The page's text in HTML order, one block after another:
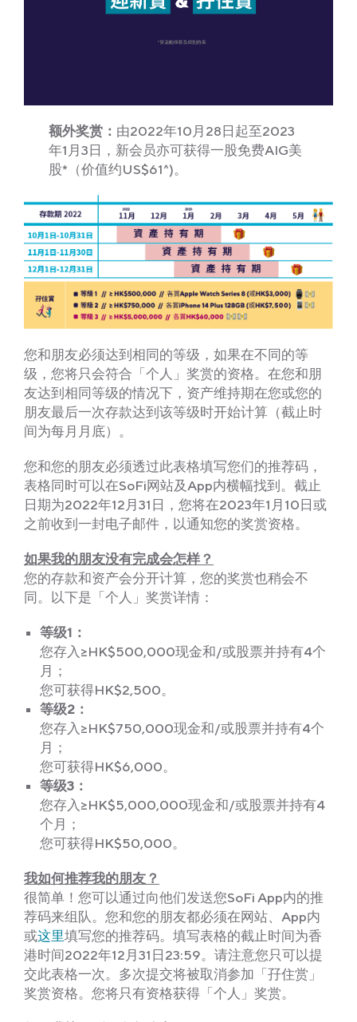
额外奖赏： 由2022年10月28日起至2023
年1月3日，新会员亦可获得一股免费AIG美
股*（价值约US$61^)。
您和朋友必须达到相同的等级，如果在不同的等
级，您将只会符合「个人」奖赏的资格。在您和朋
友达到相同等级的情况下，资产维持期在您或您的
朋友最后一次存款达到该等级时开始计算（截止时
间为每月月底）。
您和您的朋友必须透过此表格填写您们的推荐码，
表格同时可以在SoFi网站及App内横幅找到。截止
日期为2022年12月31日，您将在2023年1月10日或
之前收到一封电子邮件，以通知您的奖赏资格。
如果我的朋友没有完成会怎样？
您的存款和资产会分开计算，您的奖赏也稍会不
同。以下是「个人」奖赏详情：
等级1：
您存入≥HK$500,000现金和/或股票并持有4个
月；
您可获得HK$2,500。
等级2：
您存入≥HK$750,000现金和/或股票并持有4个
月；
您可获得HK$6,000。
等级3：
您存入≥HK$5,000,000现金和/或股票并持有4
个月；
您可获得HK$50,000。
我如何推荐我的朋友？
很简单！您可以通过向他们发送您SoFi App内的推
荐码来组队。您和您的朋友都必须在网站、App内
或这里填写您的推荐码。填写表格的截止时间为香
港时间2022年12月31日23:59。请注意您只可以提
交此表格一次。多次提交将被取消参加「孖住赏」
奖赏资格。您将只有资格获得「个人」奖赏。